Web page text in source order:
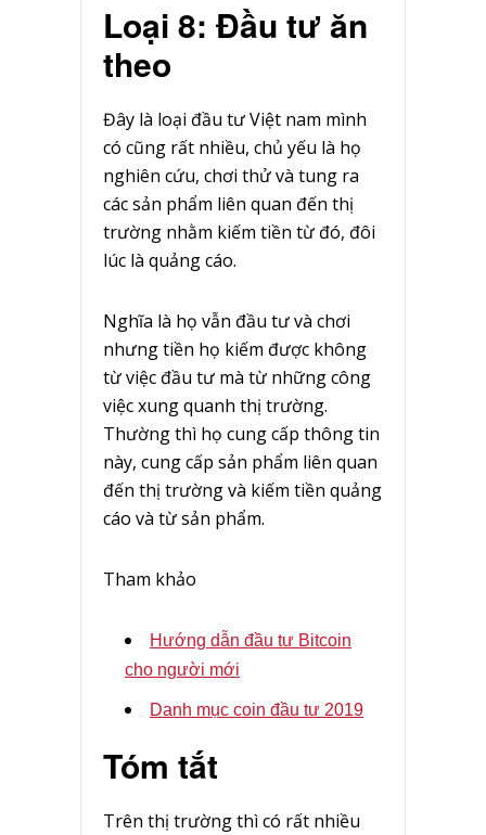
Loại 8: Đầu tư ăn
theo
Đây là loại đầu tư Việt nam mình
có cũng rất nhiều, chủ yếu là họ
nghiên cứu, chơi thử và tung ra
các sản phẩm liên quan đến thị
trường nhằm kiếm tiền từ đó, đôi
lúc là quảng cáo.
Nghĩa là họ vẫn đầu tư và chơi
nhưng tiền họ kiếm được không
từ việc đầu tư mà từ những công
việc xung quanh thị trường.
Thường thì họ cung cấp thông tin
này, cung cấp sản phẩm liên quan
đến thị trường và kiếm tiền quảng
cáo và từ sản phẩm.
Tham khảo
Hướng dẫn đầu tư Bitcoin
cho người mới
Danh mục coin đầu tư 2019
Tóm tắt
Trên thị trường thì có rất nhiều